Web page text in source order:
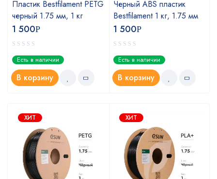
Пластик Bestfilament PETG
черный 1.75 мм, 1 кг
1 500Р
Есть в наличии
В корзину
Черный ABS пластик
Bestfilament 1 кг, 1.75 мм
1 500Р
Есть в наличии
В корзину
ХИТ ХИТ